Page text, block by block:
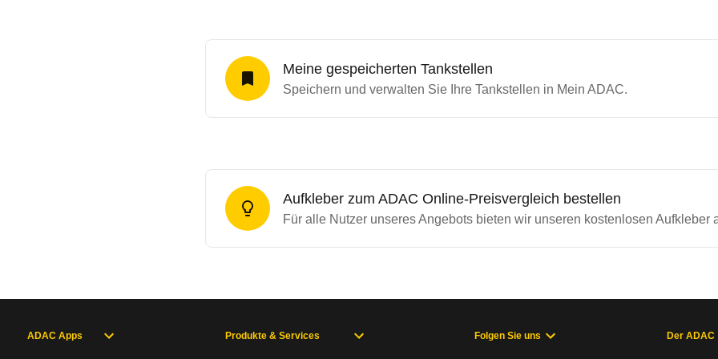
Meine gespeicherten Tankstellen
Speichern und verwalten Sie Ihre Tankstellen in Mein ADAC.
Aufkleber zum ADAC Online-Preisvergleich bestellen
Für alle Nutzer unseres Angebots bieten wir unseren kostenlosen Aufkleber
ADAC Apps Produkte & Services Folgen Sie uns Der ADAC